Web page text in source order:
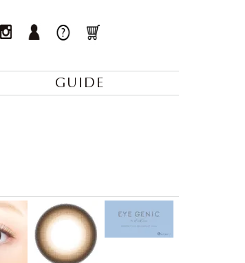
GUIDE